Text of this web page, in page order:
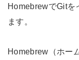
HomebrewでGitを
ます。
Homebrew（ホー